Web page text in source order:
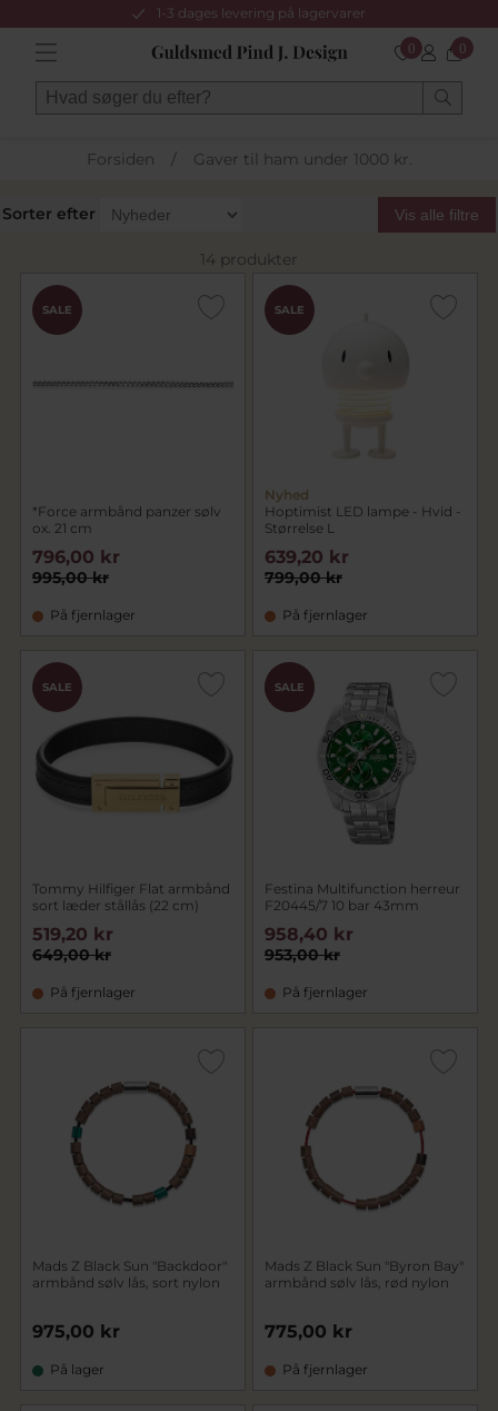
1-3 dages levering på lagervarer
0 0
Forsiden / Gaver til ham under 1000 kr.
Sorter efter Vis alle filtre
14 produkter
SALE
*Force armbånd panzer sølv
ox. 21 cm
995,00 kr
796,00 kr
På fjernlager
SALE
Nyhed
Hoptimist LED lampe - Hvid -
Størrelse L
799,00 kr
639,20 kr
På fjernlager
SALE
Tommy Hilfiger Flat armbånd
sort læder stållås (22 cm)
649,00 kr
519,20 kr
På fjernlager
PRIS
SALE
Festina Multifunction herreur
F20445/7 10 bar 43mm
953,00 kr
958,40 kr
På fjernlager
Mads Z Black Sun "Backdoor"
armbånd sølv lås, sort nylon
975,00 kr
På lager
Mads Z Black Sun "Byron Bay"
armbånd sølv lås, rød nylon
775,00 kr
På fjernlager